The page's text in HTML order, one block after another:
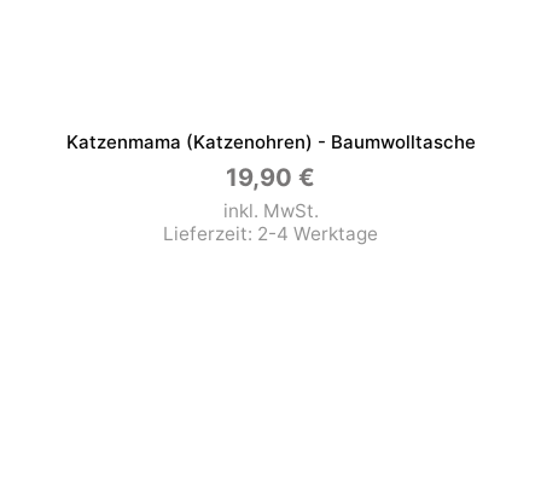
Katzenmama (Katzenohren) - Baumwolltasche
19,90 €
inkl. MwSt.
Lieferzeit: 2-4 Werktage